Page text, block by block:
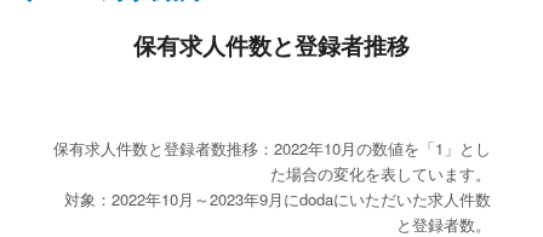
保有求人件数と登録者推移
保有求人件数と登録者数推移：2022年10月の数値を「1」とし
た場合の変化を表しています。
対象：2022年10月～2023年9月にdodaにいただいた求人件数
と登録者数。